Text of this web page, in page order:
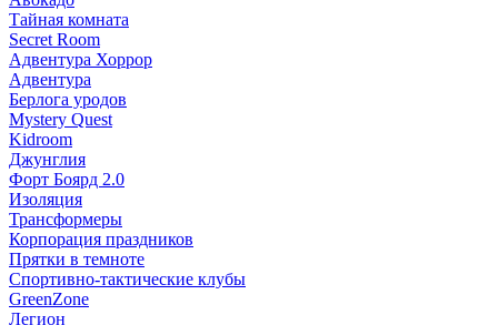
Тайная комната
Secret Room
Адвентура Хоррор
Адвентура
Берлога уродов
Mystery Quest
Kidroom
Джунглия
Форт Боярд 2.0
Изоляция
Трансформеры
Корпорация праздников
Прятки в темноте
Спортивно-тактические клубы
GreenZone
Легион